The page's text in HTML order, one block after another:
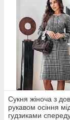
Сукня жіноча з
рукавом осіння
гудзиками